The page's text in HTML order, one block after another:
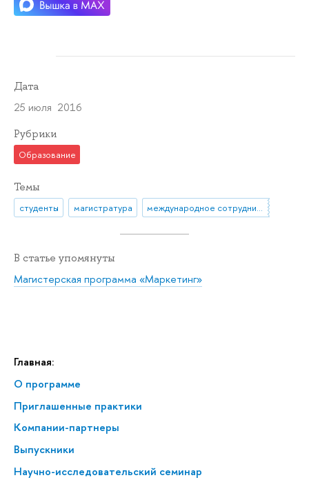
Главная:
О программе
Приглашенные практики
Компании-партнеры
Выпускники
Научно-исследовательский семинар
Дата
25 июля 2016
Рубрики
Образование
Темы
студенты магистратура международное сотрудничество
В статье упомянуты
Магистерская программа «Маркетинг»